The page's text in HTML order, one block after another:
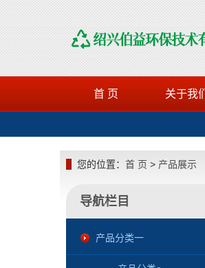
首 页 关于我们
您的位置： 首 页 > 产品展示
导航栏目
产品分类一